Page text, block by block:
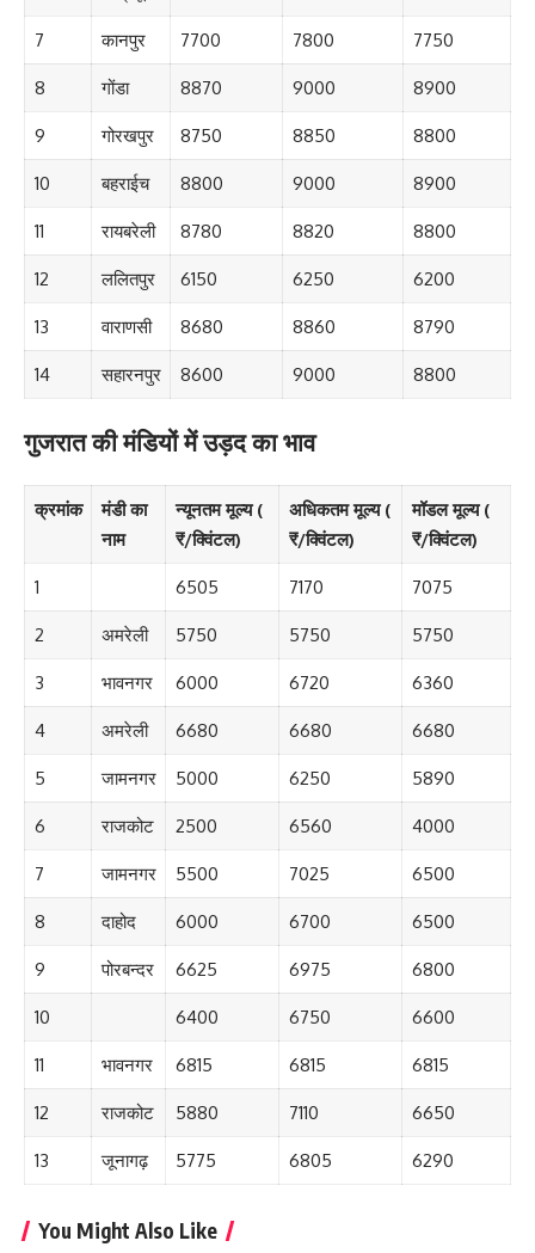
7 कानपुर 7700 7800 7750
8 गोंडा 8870 9000 8900
9 गोरखपुर 8750 8850 8800
10 बहराईच 8800 9000 8900
11 रायबरेली 8780 8820 8800
12 ललितपुर 6150 6250 6200
13 वाराणसी 8680 8860 8790
14 सहारनपुर 8600 9000 8800
गुजरात की मंडियों में उड़द का भाव
क्रमांक
मंडी का
नाम
न्यूनतम मूल्य (
₹/क्विंटल)
अधिकतम मूल्य (
₹/क्विंटल)
मॉडल मूल्य (
₹/क्विंटल)
1 6505 7170 7075
2 अमरेली 5750 5750 5750
3 भावनगर 6000 6720 6360
4 अमरेली 6680 6680 6680
5 जामनगर 5000 6250 5890
6 राजकोट 2500 6560 4000
7 जामनगर 5500 7025 6500
8 दाहोद 6000 6700 6500
9 पोरबन्दर 6625 6975 6800
10 6400 6750 6600
11 भावनगर 6815 6815 6815
12 राजकोट 5880 7110 6650
13 जूनागढ़ 5775 6805 6290
You Might Also Like